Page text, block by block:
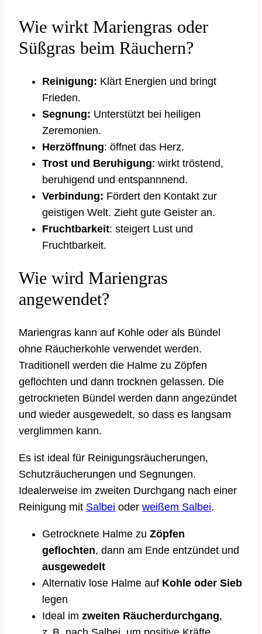
Wie wirkt Mariengras oder
Süßgras beim Räuchern?
Reinigung: Klärt Energien und bringt
Frieden.
Segnung: Unterstützt bei heiligen
Zeremonien.
Herzöffnung: öffnet das Herz.
Trost und Beruhigung: wirkt tröstend,
beruhigend und entspannnend.
Verbindung: Fördert den Kontakt zur
geistigen Welt. Zieht gute Geister an.
Fruchtbarkeit: steigert Lust und
Fruchtbarkeit.
Wie wird Mariengras
angewendet?
Mariengras kann auf Kohle oder als Bündel
ohne Räucherkohle verwendet werden.
Traditionell werden die Halme zu Zöpfen
geflochten und dann trocknen gelassen. Die
getrockneten Bündel werden dann angezündet
und wieder ausgewedelt, so dass es langsam
verglimmen kann.
Es ist ideal für Reinigungsräucherungen,
Schutzräucherungen und Segnungen.
Idealerweise im zweiten Durchgang nach einer
Reinigung mit Salbei oder weißem Salbei.
Getrocknete Halme zu Zöpfen
geflochten, dann am Ende entzündet und
ausgewedelt
Alternativ lose Halme auf Kohle oder Sieb
legen
Ideal im zweiten Räucherdurchgang,